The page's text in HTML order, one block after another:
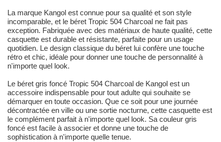
La marque Kangol est connue pour sa qualité et son style
incomparable, et le béret Tropic 504 Charcoal ne fait pas
exception. Fabriquée avec des matériaux de haute qualité, cette
casquette est durable et résistante, parfaite pour un usage
quotidien. Le design classique du béret lui confère une touche
rétro et chic, idéale pour donner une touche de personnalité à
n'importe quel look.
Le béret gris foncé Tropic 504 Charcoal de Kangol est un
accessoire indispensable pour tout adulte qui souhaite se
démarquer en toute occasion. Que ce soit pour une journée
décontractée en ville ou une sortie nocturne, cette casquette est
le complément parfait à n'importe quel look. Sa couleur gris
foncé est facile à associer et donne une touche de
sophistication à n'importe quelle tenue.